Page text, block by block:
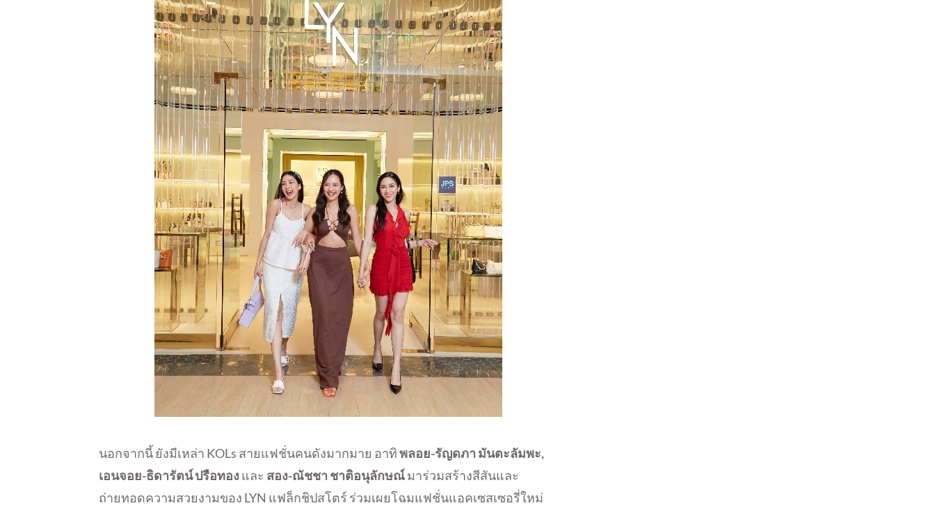
นอกจากนี้ ยังมีเหล่า KOLs สายแฟชั่นคนดังมากมาย อาทิพลอย-รัญดภา มันตะลัมพะ,
เอนจอย-ธิดารัตน์ ปรือทองและ สอง-ณัชชา ชาติอนุลักษณ์มาร่วมสร้างสีสันและ
ถ่ายทอดความสวยงามของ LYN แฟล็กชิปสโตร์ ร่วมเผยโฉมแฟชั่นแอคเซสเซอรี่ใหม่